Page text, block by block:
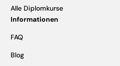
Alle Diplomkurse
Informationen
FAQ
Blog